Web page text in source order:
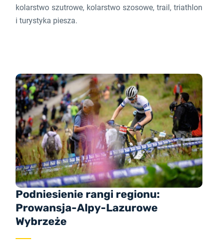
kolarstwo szutrowe, kolarstwo szosowe, trail, triathlon
i turystyka piesza.
Podniesienie rangi regionu:
Prowansja-Alpy-Lazurowe
Wybrzeże